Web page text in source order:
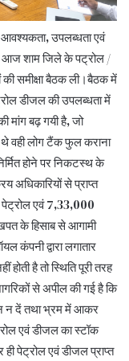
उपलब्धता एवं
आज शाम जिले के पट्रोल /
समीक्षा बैठक ली।बैठक में
डीजल की उपलब्धता में
बढ़ गयी है, जो
वही लोग टैंक फुल कराना
होने पर निकटस्थ के
अधिकारियों से प्राप्त
पेट्रोल एवं 7,33,000
के हिसाब से आगामी
कंपनी द्वारा लगातार
होती है तो स्थिति पूरी तरह
से अपील की गई है कि
न दें तथा भ्रम में आकर
एवं डीजल का स्टॉक
पेट्रोल एवं डीजल प्राप्त